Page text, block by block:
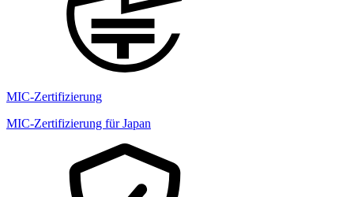
MIC-Zertifizierung
MIC-Zertifizierung für Japan